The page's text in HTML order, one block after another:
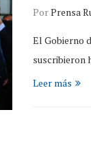
PorPrensa
El Gobierno
suscribieron
Leer más